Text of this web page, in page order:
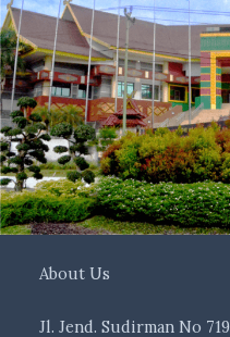
About Us
Jl. Jend. Sudirman No 719